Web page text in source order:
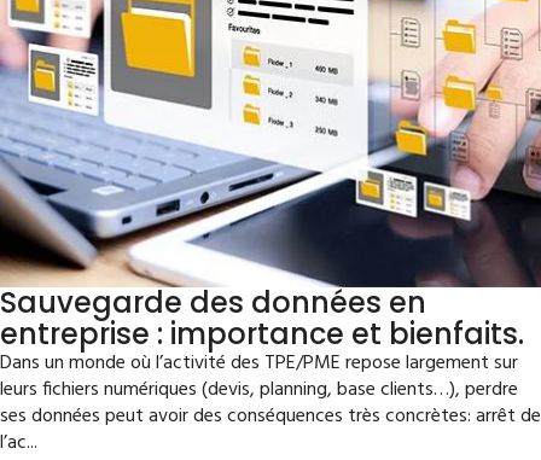
Sauvegarde des données en
entreprise : importance et bienfaits.
Dans un monde où l’activité des TPE/PME repose largement sur
leurs fichiers numériques (devis, planning, base clients…), perdre
ses données peut avoir des conséquences très concrètes: arrêt de
l’ac...